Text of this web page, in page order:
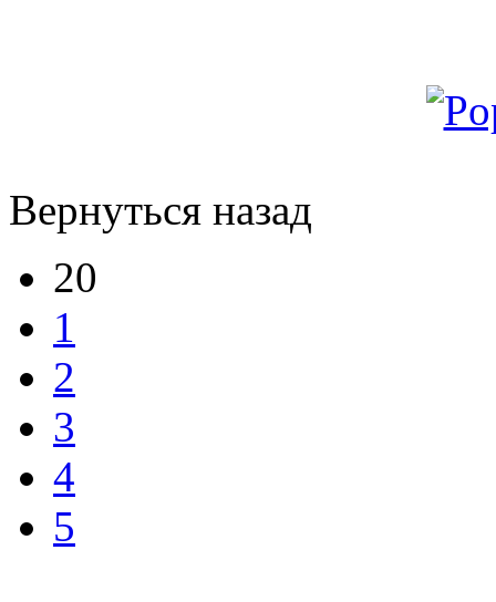
Вернуться назад
20
1
2
3
4
5